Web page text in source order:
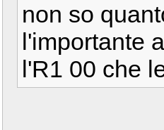
non so
l'importante
l'R1 00 che